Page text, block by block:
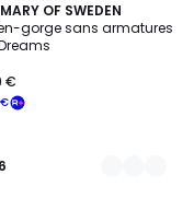
OF SWEDEN
gorge sans armatures
€